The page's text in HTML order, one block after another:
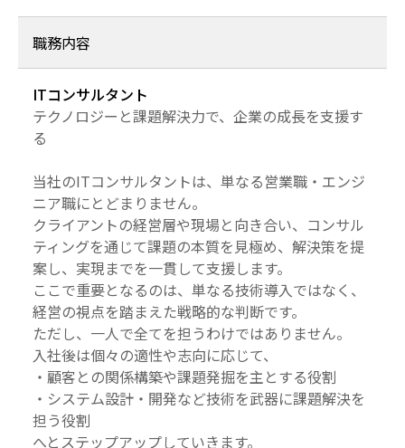
職務内容
ITコンサルタント
テクノロジーと課題解決力で、企業の成長を支援す
る
当社のITコンサルタントは、単なる営業職・エンジ
ニア職にとどまりません。
クライアントの経営層や現場と向き合い、コンサル
ティングを通じて課題の本質を見極め、解決策を提
案し、実現までを一貫して支援します。
ここで重要となるのは、単なる技術導入ではなく、
経営の視点を踏まえた戦略的な判断です。
ただし、一人で全てを担うわけではありません。
入社後は個々の適性や志向に応じて、
・顧客との関係構築や課題発掘を主とする役割
・システム設計・開発など技術を武器に課題解決を
担う役割
へとステップアップしていきます。